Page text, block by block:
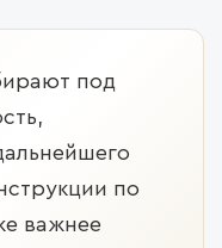
под
по
важнее